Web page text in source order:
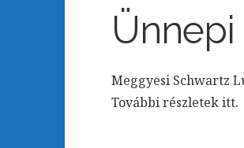
Meggyesi Schwartz
További részletek itt.